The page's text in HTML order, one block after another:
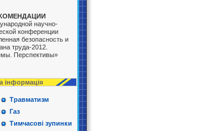
научно-
конференции
безопасность и
труда-2012.
Перспективы»
інформація
Травматизм
Газ
Тимчасові зупинки